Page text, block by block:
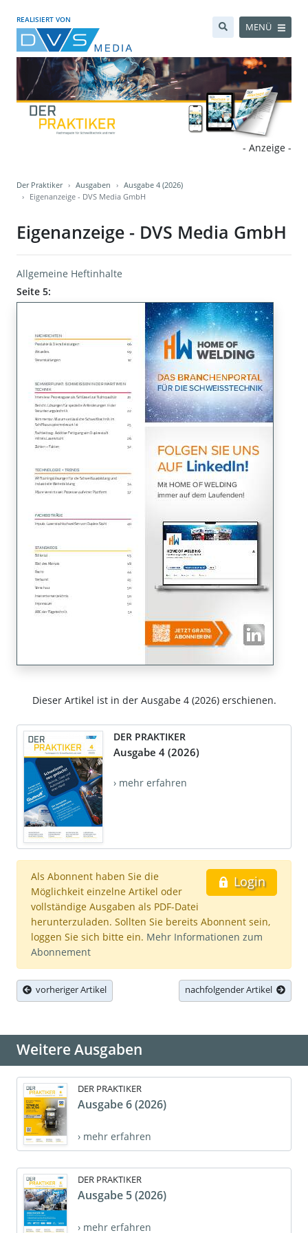
REALISIERT VON
MENÜ
- Anzeige -
Der Praktiker Ausgaben
Ausgabe 4 (2026)
Eigenanzeige - DVS Media GmbH
Eigenanzeige - DVS Media GmbH
Allgemeine Heftinhalte
Seite 5:
Dieser Artikel ist in der Ausgabe 4 (2026) erschienen.
DER PRAKTIKER
Ausgabe 4 (2026)
› mehr erfahren
Login
Als Abonnent haben Sie die
Möglichkeit einzelne Artikel oder
vollständige Ausgaben als PDF-Datei
herunterzuladen. Sollten Sie bereits Abonnent sein,
loggen Sie sich bitte ein. Mehr Informationen zum
Abonnement
vorheriger Artikel nachfolgender Artikel
Weitere Ausgaben
DER PRAKTIKER
Ausgabe 6 (2026)
› mehr erfahren
DER PRAKTIKER
Ausgabe 5 (2026)
› mehr erfahren